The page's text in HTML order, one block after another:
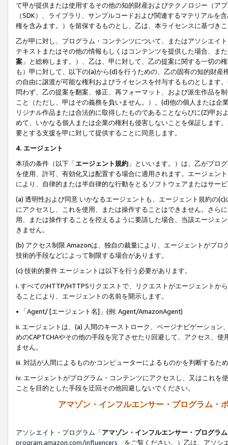
て甲が提供または使用するその他の知的財産およびテクノロジー（ア
（SDK）、ライブラリ、サンプルコードおよび関連するマテリアル
権を含みます。）を留保するものとし、乙は、本ライセンスに基づき
乙が甲に対し、プログラム・コンテンツについて、またはアソシエイ
テキストまたはその他の情報もしくはコンテンツを提供した場合、ま
案 」と総称します。）、乙は、甲に対して、乙の提案に関する一切
も）甲に対して、以下の(a)から(d)を行うための、乙の固有の知的財
の自由に譲渡が可能な権利およびライセンスを付与するものとします
問わず、乙の提案を翻案、修正、再フォーマット、および派生作品を
こと（ただし、甲はその義務を負いません。）。(d)他の個人または
リジナル作品または合法的に取得したものであることならびに(Z)甲
めて、いかなる個人または企業の権利も侵害しないことを保証します
要とする支援を甲に対して提供することに同意します。
4. エージェント
本項の条件（以下「エージェント規約 」といいます。）は、乙がプロ
を使用、許可、有効化又は配置する場合に適用されます。エージェン
により、自律的または半自律的な行動をとるソフトウェアまたはサー
(a) 透明性および同意 いかなるエージェントも、エージェント規約の
にアクセスし、これを使用、または操作することはできません。さら
用、または操作することを控えるように要請した場合、当該エージェ
きません。
(b) アクセス制限 Amazonは、独自の裁量により、エージェントがプ
技術的手段などによって制限する場合があります。
(c) 技術的要件 エージェントは以下を行う必要があります。
i. すべてのHTTP/HTTPSリクエストで、リクエストがエージェントか
ることにより、エージェントの名前を開示します。
• 「Agent/ [エージェント名]」(例: Agent/AmazonAgent)
ii. エージェントは、(a) 人間のキーストローク、ページナビゲーショ
めのCAPTCHAやその他の手段を完了させたり回避して、アクセス、
ません。
iii. 対話が人間によるものかコンピューターによるものかを判断するた
iv. エージェントがプログラム・コンテンツにアクセスし、又はこれ
ことを目的とした手段を迂回その他回避しないでください。
アマゾン・インフルエンサー・プログラム・
アソシエイト・プログラム「アマゾン・インフルエンサー・プログラム
program.amazon.com/influencers をご覧ください。）乙は、アソシ